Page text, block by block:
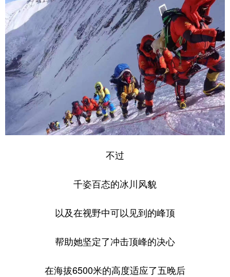
不过
千姿百态的冰川风貌
以及在视野中可以见到的峰顶
帮助她坚定了冲击顶峰的决心
在海拔6500米的高度适应了五晚后